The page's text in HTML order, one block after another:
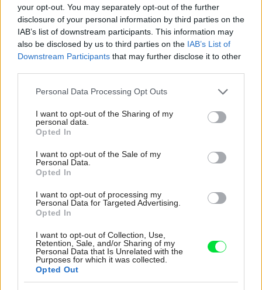
your opt-out. You may separately opt-out of the further
disclosure of your personal information by third parties on the
IAB’s list of downstream participants. This information may
also be disclosed by us to third parties on the IAB’s List of
Downstream Participants that may further disclose it to other
Please note that this website/app uses one or more Google
not limited to your visit or usage behaviour. You may click to
grant or deny consent to Google and its third-party tags to
use your data for below specified purposes in below Google
consent section.
Personal Data Processing Opt Outs
I want to opt-out of the Sharing of my
personal data.
Opted In
I want to opt-out of the Sale of my
Personal Data.
Opted In
I want to opt-out of processing my
Personal Data for Targeted Advertising.
Opted In
I want to opt-out of Collection, Use,
Retention, Sale, and/or Sharing of my
Personal Data that Is Unrelated with the
Purposes for which it was collected.
Opted Out
4 domáce triky, ako otvoriť fľašu vína aj
bez vývrtky. Stačí pár vecí, ktoré už máte
doma (video)